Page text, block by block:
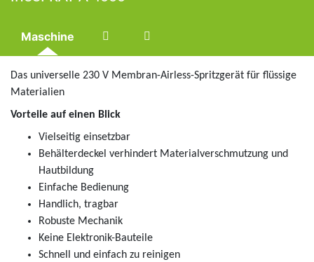
Maschine
Das universelle 230 V Membran-Airless-Spritzgerät für flüssige
Materialien
Vorteile auf einen Blick
Vielseitig einsetzbar
Behälterdeckel verhindert Materialverschmutzung und
Hautbildung
Einfache Bedienung
Handlich, tragbar
Robuste Mechanik
Keine Elektronik-Bauteile
Schnell und einfach zu reinigen